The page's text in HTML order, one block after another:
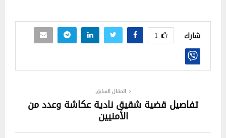
شارك 1
المقال السابق
تفاصيل قضية شقيق نادية عكاشة وعدد من
الأمنيين